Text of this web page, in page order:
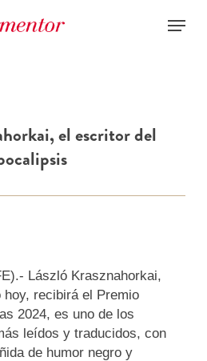
el escritor del
László Krasznahorkai,
recibirá el Premio
2024, es uno de los
leídos y traducidos, con
de humor negro y